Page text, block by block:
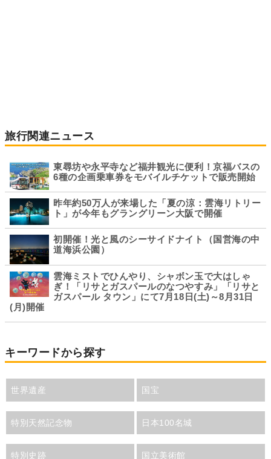
旅行関連ニュース
東尋坊や永平寺など福井観光に便利！京福バスの
6種の企画乗車券をモバイルチケットで販売開始
昨年約50万人が来場した「夏の涼：雲海リトリー
ト」が今年もグラングリーン大阪で開催
初開催！光と風のシーサイドナイト（国営海の中
道海浜公園）
雲海ミストでひんやり、シャボン玉で大はしゃ
ぎ！「リサとガスパールのなつやすみ」「リサと
ガスパール タウン」にて7月18日(土)～8月31日
(月)開催
キーワードから探す
世界遺産 国宝
特別天然記念物 日本100名城
特別史跡 国立美術館